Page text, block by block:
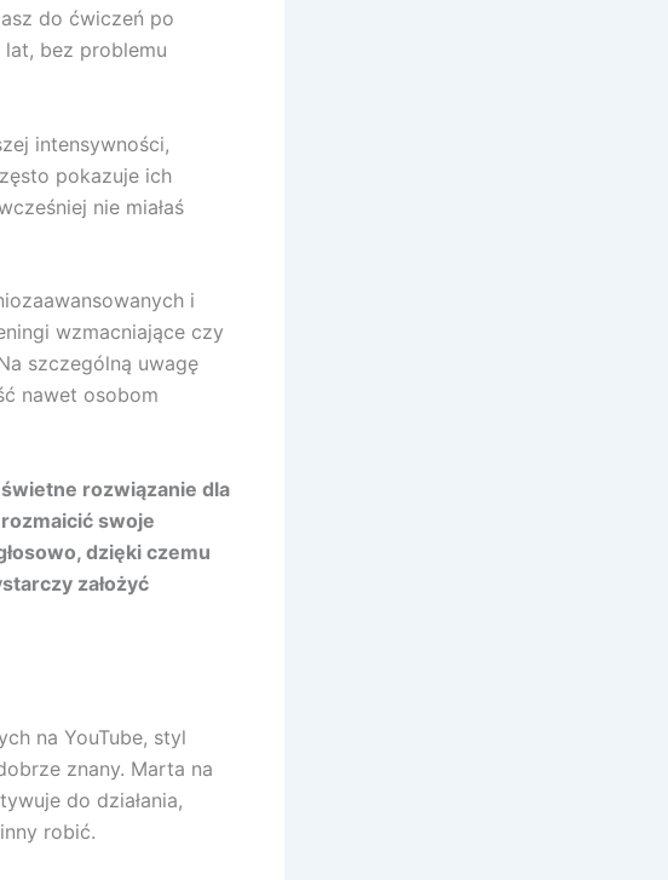
do ćwiczeń po
bez problemu
intensywności,
pokazuje ich
nie miałaś
i
wzmacniające czy
szczególną uwagę
nawet osobom
rozwiązanie dla
swoje
dzięki czemu
założyć
na YouTube, styl
znany. Marta na
do działania,
robić.